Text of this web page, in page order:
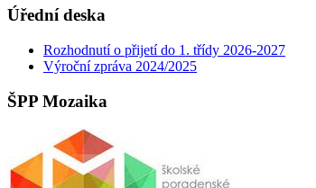
Úřední deska
Rozhodnutí o přijetí do 1. třídy 2026-2027
Výroční zpráva 2024/2025
ŠPP Mozaika